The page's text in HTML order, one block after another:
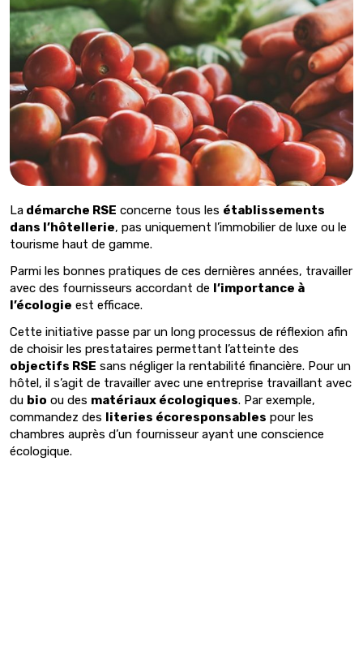
La démarche RSE concerne tous les établissements
dans l’hôtellerie, pas uniquement l’immobilier de luxe ou le
tourisme haut de gamme.
Parmi les bonnes pratiques de ces dernières années, travailler
avec des fournisseurs accordant de l’importance à
l’écologie est efficace.
Cette initiative passe par un long processus de réflexion afin
de choisir les prestataires permettant l’atteinte des
objectifs RSE sans négliger la rentabilité financière. Pour un
hôtel, il s’agit de travailler avec une entreprise travaillant avec
du bio ou des matériaux écologiques. Par exemple,
commandez des literies écoresponsables pour les
chambres auprès d’un fournisseur ayant une conscience
écologique.